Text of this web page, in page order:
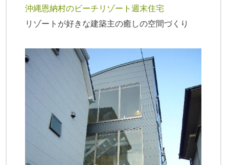
沖縄恩納村のビーチリゾート週末住宅
リゾートが好きな建築主の癒しの空間づくり